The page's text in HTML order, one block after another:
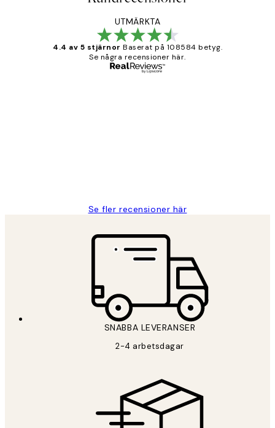
UTMÄRKTA
4.4 av 5 stjärnor Baserat på 108584 betyg.
Se några recensioner här.
Se fler recensioner här
SNABBA LEVERANSER
2-4 arbetsdagar